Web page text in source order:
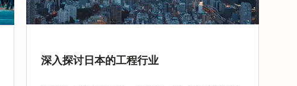
深入探讨日本的工程行业